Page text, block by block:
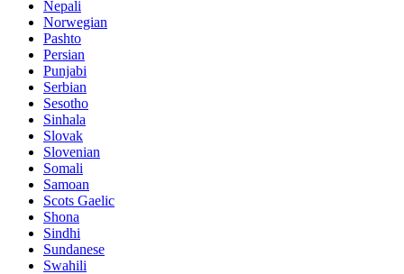
Nepali
Norwegian
Pashto
Persian
Punjabi
Serbian
Sesotho
Sinhala
Slovak
Slovenian
Somali
Samoan
Scots Gaelic
Shona
Sindhi
Sundanese
Swahili